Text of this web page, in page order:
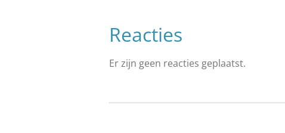
Reacties
Er zijn geen reacties geplaatst.